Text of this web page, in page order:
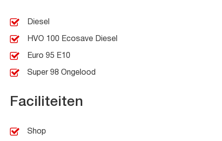
Diesel
HVO 100 Ecosave Diesel
Euro 95 E10
Super 98 Ongelood
Faciliteiten
Shop